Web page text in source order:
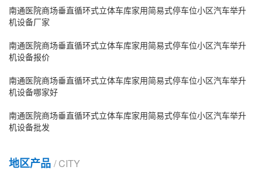
南通医院商场垂直循环式立体车库家用简易式停车位小区汽车举升
机设备厂家
南通医院商场垂直循环式立体车库家用简易式停车位小区汽车举升
机设备报价
南通医院商场垂直循环式立体车库家用简易式停车位小区汽车举升
机设备哪家好
南通医院商场垂直循环式立体车库家用简易式停车位小区汽车举升
机设备批发
地区产品 / CITY